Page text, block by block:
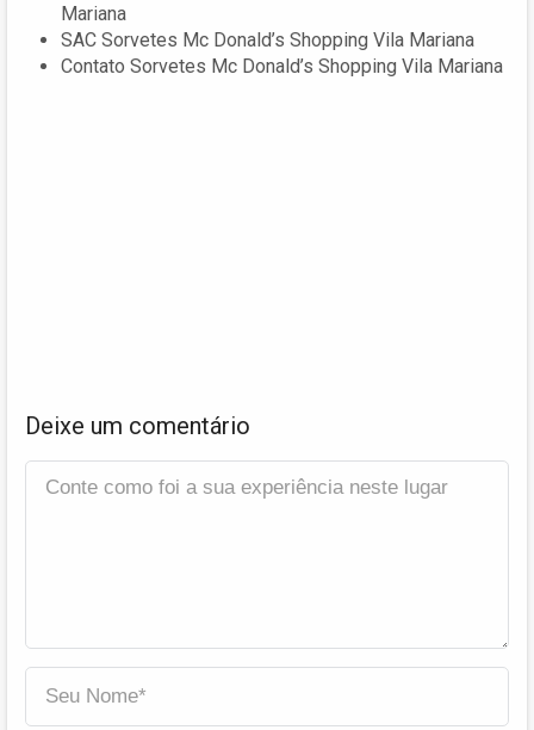
Mariana
SAC Sorvetes Mc Donald’s Shopping Vila Mariana
Contato Sorvetes Mc Donald’s Shopping Vila Mariana
Deixe um comentário